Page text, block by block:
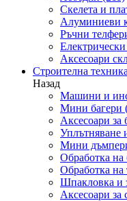
Скелета и
Алуминиеви
Ръчни
Аксесоари
Строителна техника
Назад
Машини и
Мини багери
Аксесоари
Уплътняване
Мини
Обработка на
Обработка на
Шпакловка и
Аксесоари за